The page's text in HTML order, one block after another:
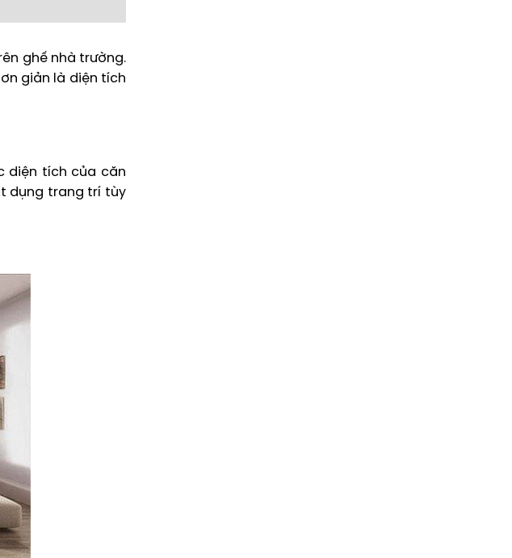
ghế nhà trường.
giản là diện tích
diện tích của căn
dụng trang trí tùy